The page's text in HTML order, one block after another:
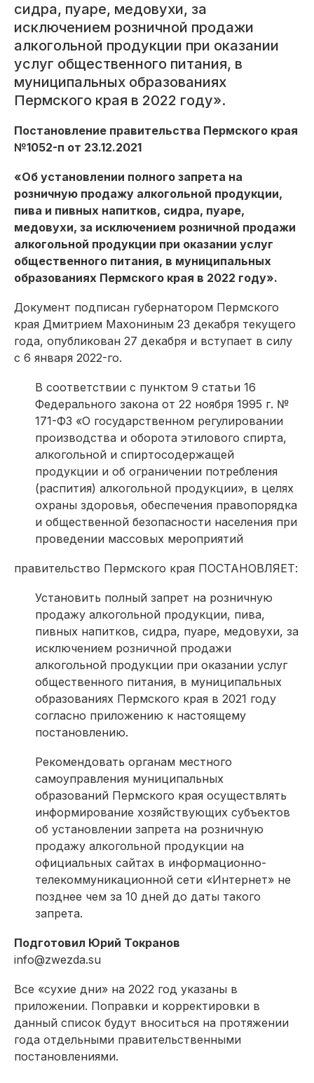
сидра, пуаре, медовухи, за
исключением розничной продажи
алкогольной продукции при оказании
услуг общественного питания, в
муниципальных образованиях
Пермского края в 2022 году».
Постановление правительства Пермского края
№1052-п от 23.12.2021
«Об установлении полного запрета на
розничную продажу алкогольной продукции,
пива и пивных напитков, сидра, пуаре,
медовухи, за исключением розничной продажи
алкогольной продукции при оказании услуг
общественного питания, в муниципальных
образованиях Пермского края в 2022 году».
Документ подписан губернатором Пермского
края Дмитрием Махониным 23 декабря текущего
года, опубликован 27 декабря и вступает в силу
с 6 января 2022-го.
В соответствии с пунктом 9 статьи 16
Федерального закона от 22 ноября 1995 г. №
171-ФЗ «О государственном регулировании
производства и оборота этилового спирта,
алкогольной и спиртосодержащей
продукции и об ограничении потребления
(распития) алкогольной продукции», в целях
охраны здоровья, обеспечения правопорядка
и общественной безопасности населения при
проведении массовых мероприятий
правительство Пермского края ПОСТАНОВЛЯЕТ:
Установить полный запрет на розничную
продажу алкогольной продукции, пива,
пивных напитков, сидра, пуаре, медовухи, за
исключением розничной продажи
алкогольной продукции при оказании услуг
общественного питания, в муниципальных
образованиях Пермского края в 2021 году
согласно приложению к настоящему
постановлению.
Рекомендовать органам местного
самоуправления муниципальных
образований Пермского края осуществлять
информирование хозяйствующих субъектов
об установлении запрета на розничную
продажу алкогольной продукции на
официальных сайтах в информационно-
телекоммуникационной сети «Интернет» не
позднее чем за 10 дней до даты такого
запрета.
Подготовил Юрий Токранов
info@zwezda.su
Все «сухие дни» на 2022 год указаны в
приложении. Поправки и корректировки в
данный список будут вноситься на протяжении
года отдельными правительственными
постановлениями.